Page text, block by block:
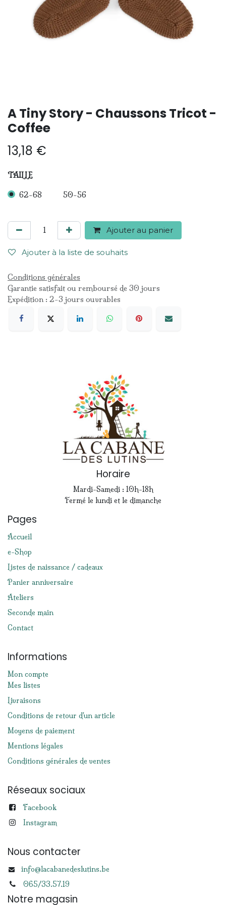
A Tiny Story - Chaussons Tricot -
Coffee
13,18 €
TAILLE
62-68 50-56
Ajouter au panier
Ajouter à la liste de souhaits
Conditions générales
Garantie satisfait ou remboursé de 30 jours
Expédition : 2-3 jours ouvrables
Horaire
Mardi-Samedi : 10h-18h
Fermé le lundi et le dimanche
Pages
Accueil
e-Shop
Listes de naissance / cadeaux
Panier anniversaire
Ateliers
Seconde main
Contact
Informations
Mon compte
Mes listes
Livraisons
Conditions de retour d'un article
Moyens de paiement
Mentions légales
Conditions générales de ventes
Réseaux sociaux
Facebook
Instagram
Nous contacter
info@lacabanedeslutins.be
065/33.57.19
Notre magasin